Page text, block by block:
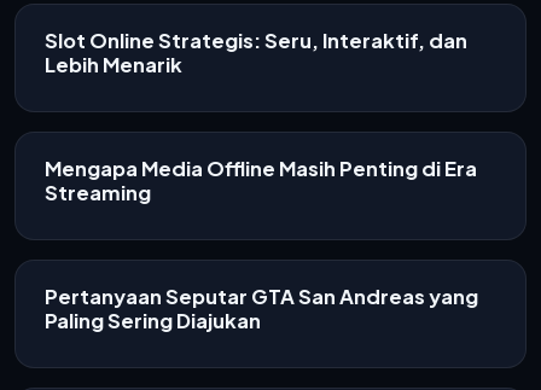
Slot Online Strategis: Seru, Interaktif, dan
Lebih Menarik
Mengapa Media Offline Masih Penting di Era
Streaming
Pertanyaan Seputar GTA San Andreas yang
Paling Sering Diajukan